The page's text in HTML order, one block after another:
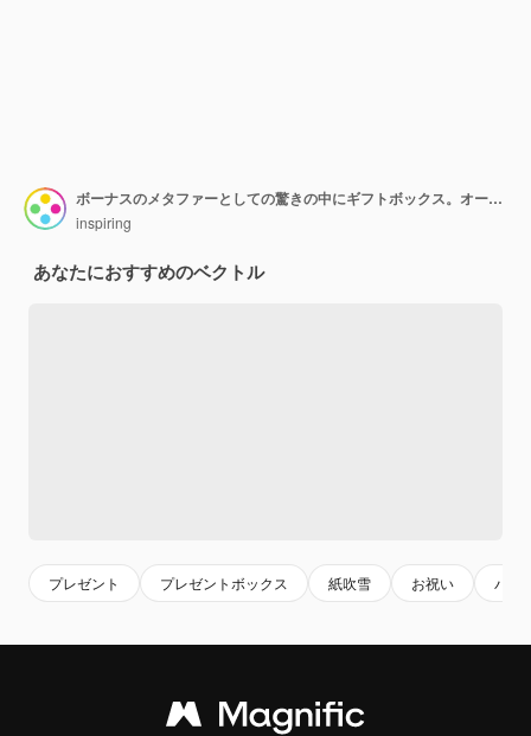
ボーナスのメタファーとしての驚きの中にギフトボックス。オープンパッケージのコンセプト。プロモーションのアイデア。図
inspiring
あなたにおすすめのベクトル
プレゼント プレゼントボックス 紙吹雪 お祝い パー